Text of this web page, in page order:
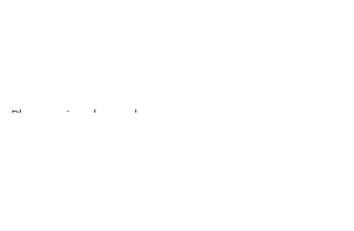
Pharmacies de garde